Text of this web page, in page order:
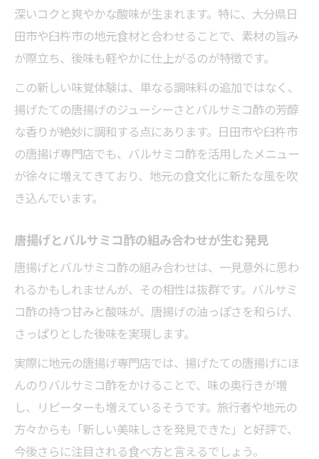
深いコクと爽やかな酸味が生まれます。特に、大分県日
田市や臼杵市の地元食材と合わせることで、素材の旨み
が際立ち、後味も軽やかに仕上がるのが特徴です。
この新しい味覚体験は、単なる調味料の追加ではなく、
揚げたての唐揚げのジューシーさとバルサミコ酢の芳醇
な香りが絶妙に調和する点にあります。日田市や臼杵市
の唐揚げ専門店でも、バルサミコ酢を活用したメニュー
が徐々に増えてきており、地元の食文化に新たな風を吹
き込んでいます。
唐揚げとバルサミコ酢の組み合わせが生む発見
唐揚げとバルサミコ酢の組み合わせは、一見意外に思わ
れるかもしれませんが、その相性は抜群です。バルサミ
コ酢の持つ甘みと酸味が、唐揚げの油っぽさを和らげ、
さっぱりとした後味を実現します。
実際に地元の唐揚げ専門店では、揚げたての唐揚げにほ
んのりバルサミコ酢をかけることで、味の奥行きが増
し、リピーターも増えているそうです。旅行者や地元の
方々からも「新しい美味しさを発見できた」と好評で、
今後さらに注目される食べ方と言えるでしょう。